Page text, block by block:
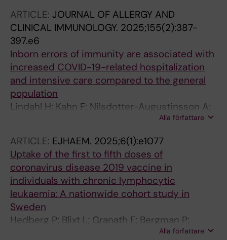
Carlander C; Aleman S; Osterborg P;
Osterborg A; Hansson L
ARTICLE: JOURNAL OF ALLERGY AND
CLINICAL IMMUNOLOGY. 2025;155(2):387-
397.e6
Inborn errors of immunity are associated with
increased COVID-19-related hospitalization
and intensive care compared to the general
population
Lindahl H; Kahn F; Nilsdotter-Augustinsson A;
Fredrikson M; Hedberg P; Moeller IK; Hansson
L; Blixt L; Sylvan SE; Osterborg A; Aleman S;
Carlander C; Nilsdotter-Augustinsson A;
Nystrom S; Bergman P
Alla författare
ARTICLE: EJHAEM. 2025;6(1):e1077
Uptake of the first to fifth doses of
coronavirus disease 2019 vaccine in
individuals with chronic lymphocytic
leukaemia: A nationwide cohort study in
Sweden
Hedberg P; Blixt L; Granath F; Bergman P;
Carlander C; Aleman S; Hansson L; CLHIP SG
Alla författare